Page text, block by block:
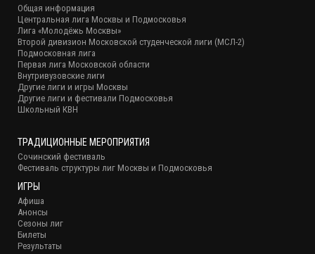
Общая информация
Центральная лига Москвы и Подмосковья
Лига «Молодёжь Москвы»
Второй дивизион Московской студенческой лиги (МСЛ-2)
Подмосковная лига
Первая лига Московской области
Внутривузовские лиги
Другие лиги и игры Москвы
Другие лиги и фестивали Подмосковья
Школьный КВН
ТРАДИЦИОННЫЕ МЕРОПРИЯТИЯ
Сочинский фестиваль
Фестиваль структуры лиг Москвы и Подмосковья
ИГРЫ
Афиша
Анонсы
Сезоны лиг
Билеты
Результаты